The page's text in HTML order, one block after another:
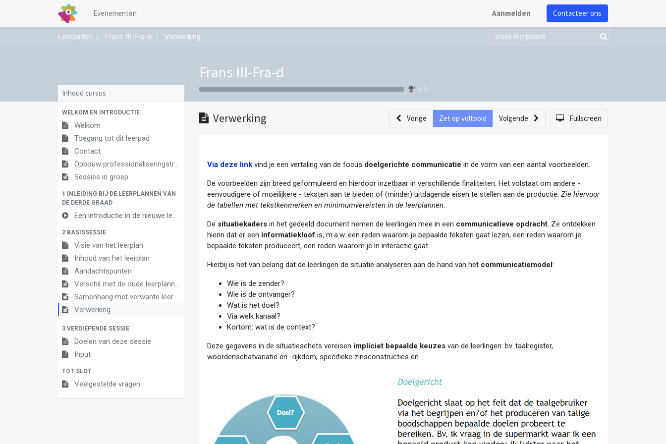
Evenementen Aanmelden Contacteer ons
Leerpaden Frans III-Fra-d Verwerking
Frans III-Fra-d
0 %
Inhoud cursus
WELKOM EN INTRODUCTIE
Welkom
Toegang tot dit leerpad
Contact
Opbouw professionaliseringstraject
Sessies in groep
1 INLEIDING BIJ DE LEERPLANNEN VAN
DE DERDE GRAAD
Een introductie in de nieuwe leerplannen van de derde graad
2 BASISSESSIE
Visie van het leerplan
Inhoud van het leerplan
Aandachtspunten
Verschil met de oude leerplannen
Samenhang met verwante leerplannen
Verwerking
3 VERDIEPENDE SESSIE
Doelen van deze sessie
Input
TOT SLOT
Veelgestelde vragen
Verwerking Vorige Zet op voltooid Volgende Fullscreen
Via deze link vind je een vertaling van de focus doelgerichte communicatie in de vorm van een aantal voorbeelden.
De voorbeelden zijn breed geformuleerd en hierdoor inzetbaar in verschillende finaliteiten. Het volstaat om andere -
eenvoudigere of moeilijkere - teksten aan te bieden of (minder) uitdagende eisen te stellen aan de productie.​ Zie hiervoor
de tabellen met tekstkenmerken en minimumvereisten in de leerplannen.
De situatiekaders in het gedeeld document nemen de leerlingen mee in een communicatieve opdracht . Ze ontdekken
hierin dat er een informatiekloof is, m.a.w. een reden waarom je bepaalde teksten gaat lezen, een reden waarom je
bepaalde teksten produceert, een reden waarom je in interactie gaat. ​
Hierbij is het van belang dat de leerlingen de situatie analyseren aan de hand van het communicatiemodel:​
Wie is de zender?
Wie is de ontvanger?
Wat is het doel?
Via welk kanaal?
Kortom: wat is de context?
Deze gegevens in de situatieschets vereisen impliciet bepaalde keuzes van de leerlingen: bv. taalregister,
woordenschatvariatie en -rijkdom, specifieke zinsconstructies en ... ​.